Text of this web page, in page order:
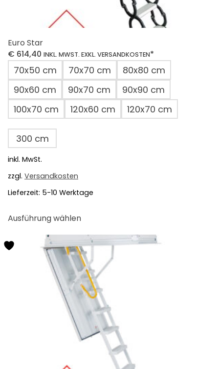
Euro Star
€ 614,40 INKL. MWST. EXKL. VERSANDKOSTEN*
70x50 cm 70x70 cm
80x80 cm
90x60 cm
90x70 cm
90x90 cm
100x70 cm
120x60 cm 120x70 cm
300 cm
inkl. MwSt.
zzgl. Versandkosten
Lieferzeit: 5-10 Werktage
Ausführung wählenProdukt
weist
mehrere
Varianten
auf.
Die
Optionen
können
auf
der
Produktseite
gewählt